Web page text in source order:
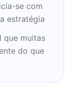
se com
estratégia
que muitas
do que